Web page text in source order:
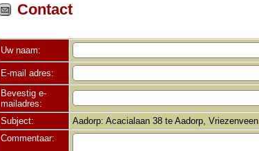
Contact
Uw naam:
E-mail adres:
Bevestig e-
mailadres:
Subject:
Aadorp: Acacialaan 38 te Aadorp, Vriezenveen
Commentaar: